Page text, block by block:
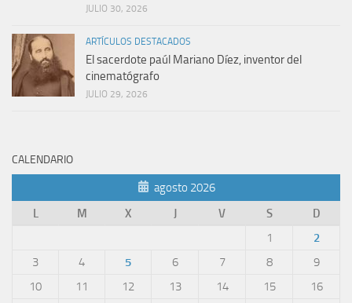
JULIO 30, 2026
ARTÍCULOS DESTACADOS
El sacerdote paúl Mariano Díez, inventor del
cinematógrafo
JULIO 29, 2026
CALENDARIO
agosto 2026
L
M X J V S
D
1
2
3
4 5 6 7 8
9
10
11 12 13 14 15
16